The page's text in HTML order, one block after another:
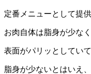
定番メニューとして提
お肉自体は脂身が少な
表面がパリッとしてい
脂身が少ないとはいえ